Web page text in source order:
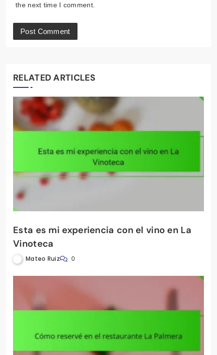
the next time I comment.
RELATED ARTICLES
Esta es mi experiencia con el vino en La
Vinoteca
Mateo Ruiz 0